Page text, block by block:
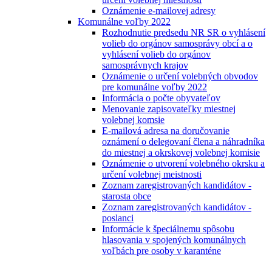
Oznámenie e-mailovej adresy
Komunálne voľby 2022
Rozhodnutie predsedu NR SR o vyhlásení
volieb do orgánov samosprávy obcí a o
vyhlásení volieb do orgánov
samosprávnych krajov
Oznámenie o určení volebných obvodov
pre komunálne voľby 2022
Informácia o počte obyvateľov
Menovanie zapisovateľky miestnej
volebnej komsie
E-mailová adresa na doručovanie
oznámení o delegovaní člena a náhradníka
do miestnej a okrskovej volebnej komisie
Oznámenie o utvorení volebného okrsku a
určení volebnej meistnosti
Zoznam zaregistrovaných kandidátov -
starosta obce
Zoznam zaregistrovaných kandidátov -
poslanci
Informácie k špeciálnemu spôsobu
hlasovania v spojených komunálnych
voľbách pre osoby v karanténe